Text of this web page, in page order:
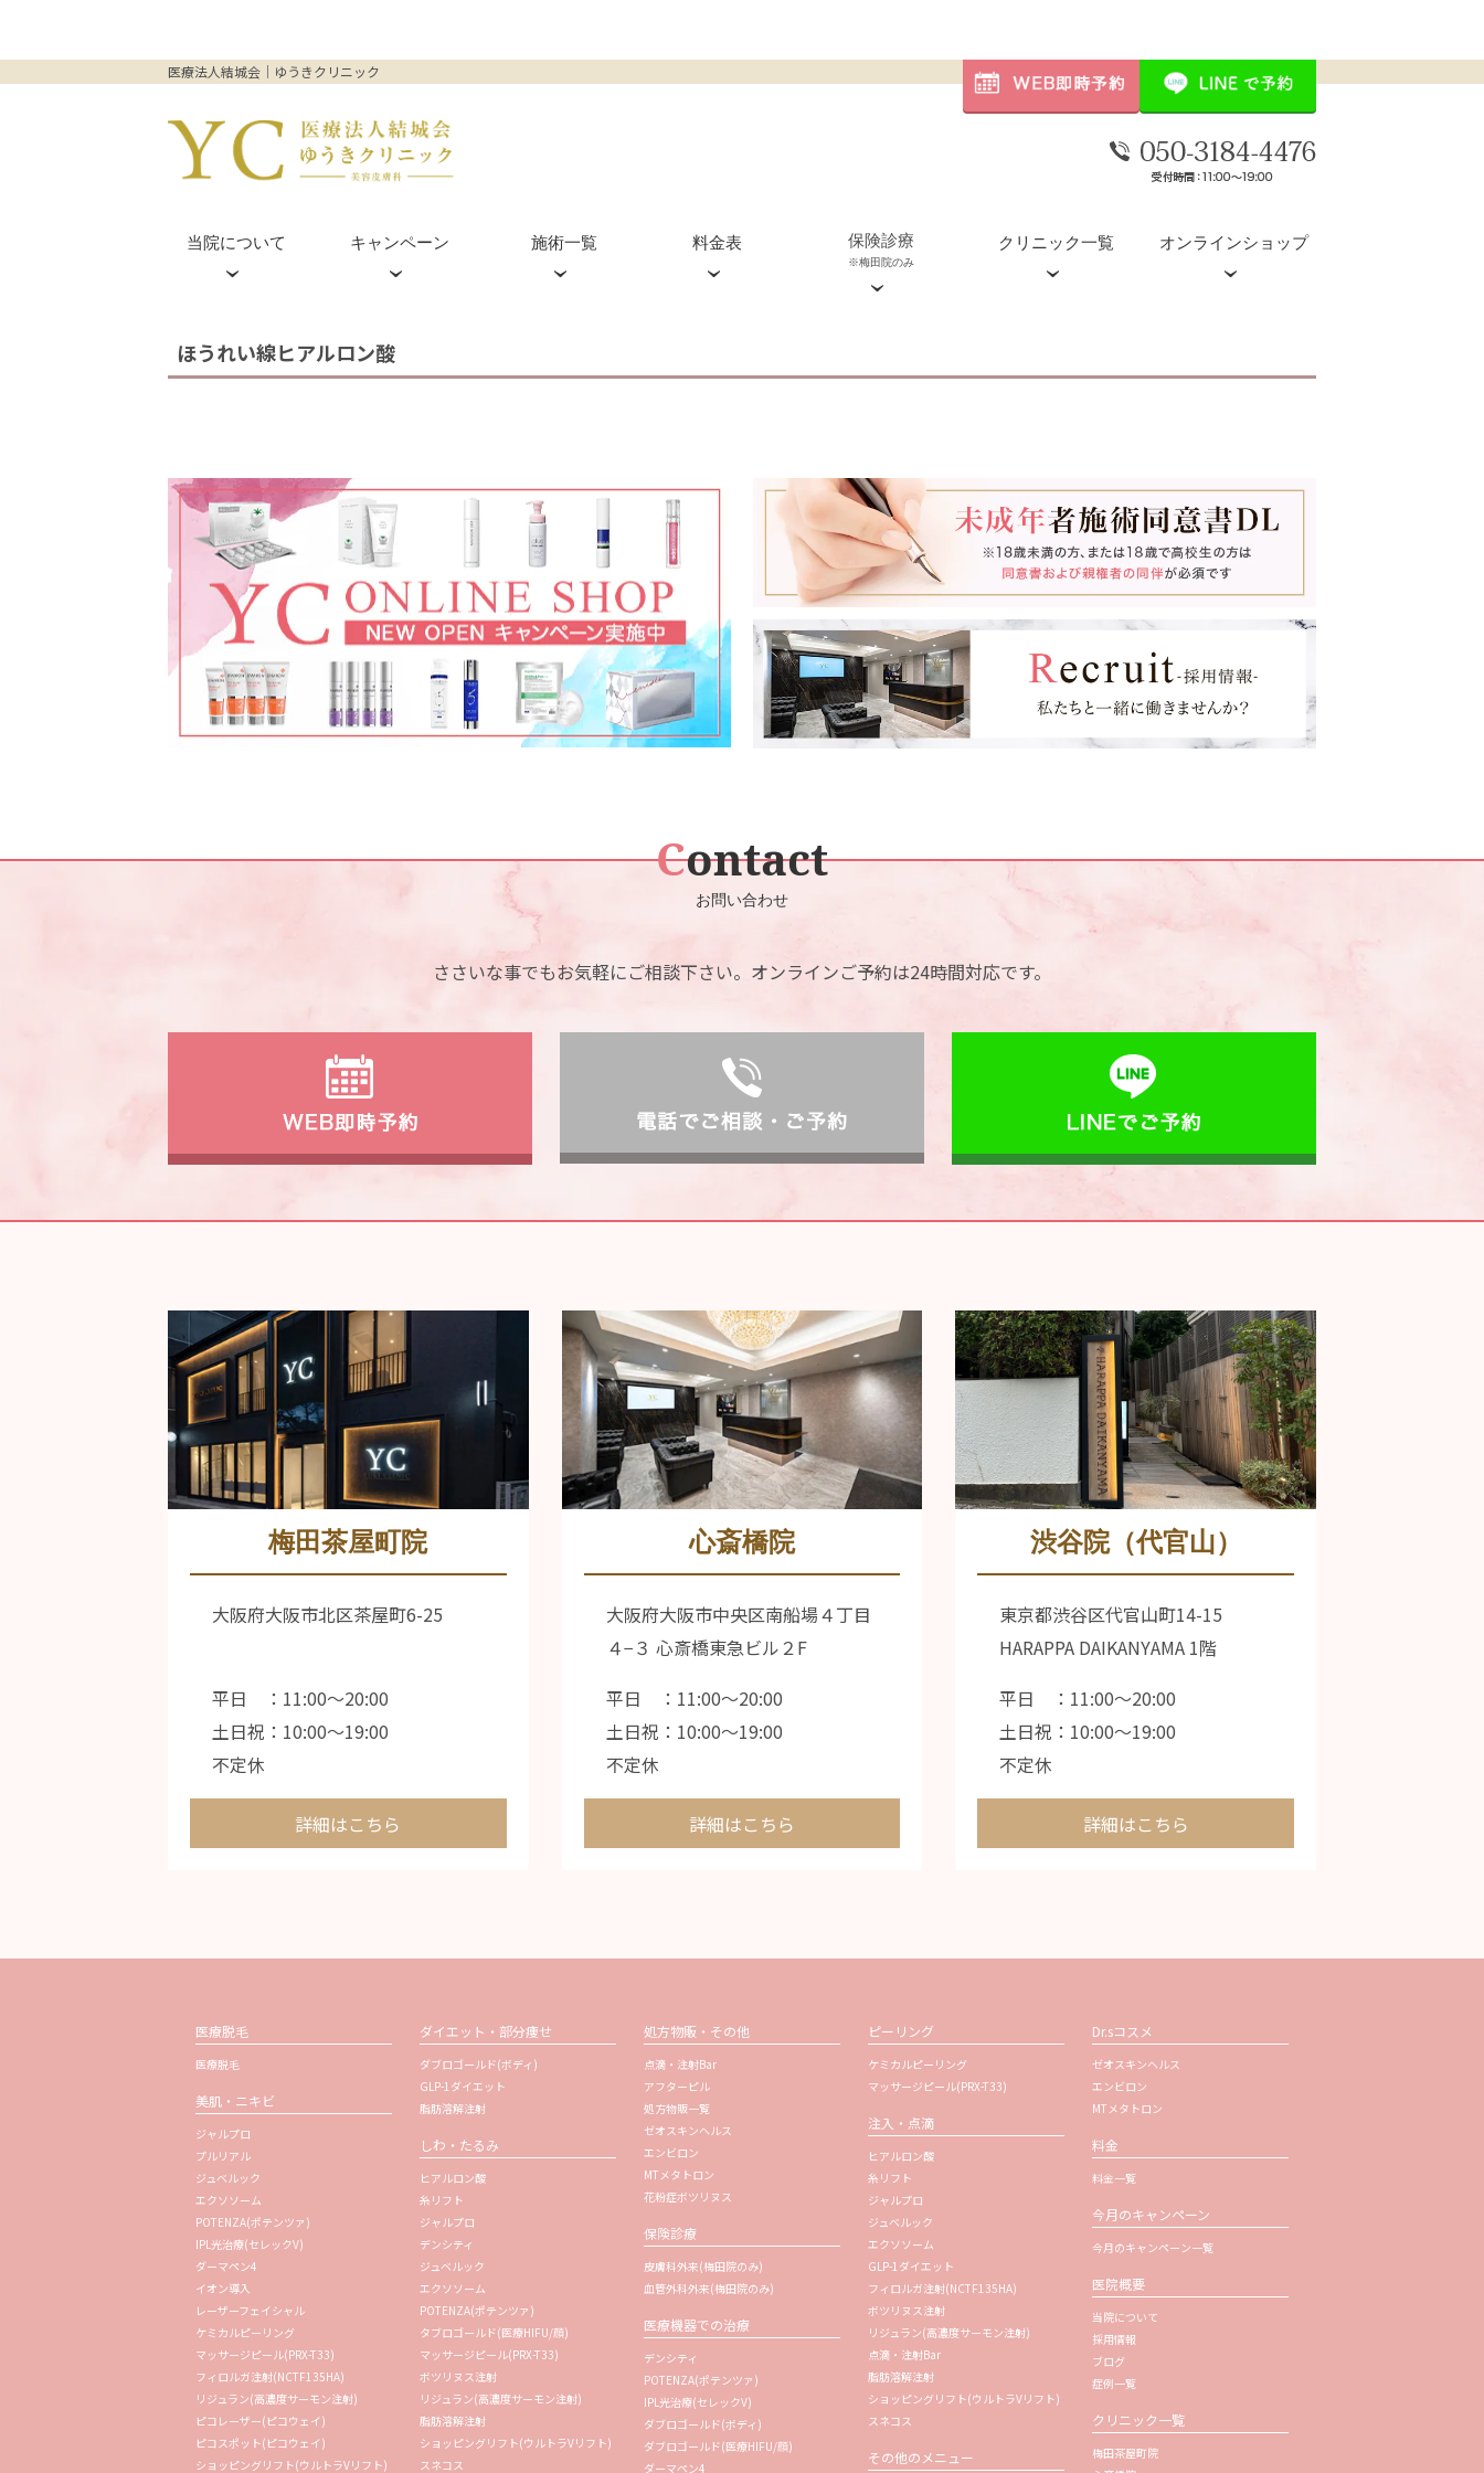
医療法人結城会｜ゆうきクリニック
当院について キャンペーン 施術一覧
フィロルガ注射(NCTF135HA) リジュラン注射 ハイドラフェイシャル ウルトラセルQプラス
ダブロゴールド(顔) ダブロゴールド(ボディ) ショッピングリフト 医療脱毛
レーザーフェイシャル IPL光治療 マッサージピール GLP-1ダイエット
ボツリヌス注射 花粉症ボツリヌス 脂肪溶解注射 点滴・注射Bar
料金表 保険診療
※梅田院のみ
クリニック一覧 オンラインショップ
ほうれい線ヒアルロン酸
Contact
お問い合わせ
ささいな事でもお気軽にご相談下さい。 オンラインご予約は24時間対応です。
梅田茶屋町院
大阪府大阪市北区茶屋町6-25
平日 ：11:00〜20:00
土日祝：10:00〜19:00
不定休
詳細はこちら
心斎橋院
大阪府大阪市中央区南船場４丁目
４−３ 心斎橋東急ビル２F
平日 ：11:00〜20:00
土日祝：10:00〜19:00
不定休
詳細はこちら
渋谷院（代官山）
東京都渋谷区代官山町14-15
HARAPPA DAIKANYAMA 1階
平日 ：11:00〜20:00
土日祝：10:00〜19:00
不定休
詳細はこちら
医療脱毛
医療脱毛
美肌・ニキビ
ジャルプロ
プルリアル
ジュベルック
エクソソーム
POTENZA(ポテンツァ)
IPL光治療(セレックV)
ダーマペン4
イオン導入
レーザーフェイシャル
ケミカルピーリング
マッサージピール(PRX-T33)
フィロルガ注射(NCTF135HA)
リジュラン(高濃度サーモン注射)
ピコレーザー(ピコウェイ)
ピコスポット(ピコウェイ)
ショッピングリフト(ウルトラVリフト)
ダイエット・部分痩せ
ダブロゴールド(ボディ)
GLP-1ダイエット
脂肪溶解注射
しわ・たるみ
ヒアルロン酸
糸リフト
ジャルプロ
デンシティ
ジュベルック
エクソソーム
POTENZA(ポテンツァ)
タブロゴールド(医療HIFU/顔)
マッサージピール(PRX-T33)
ボツリヌス注射
リジュラン(高濃度サーモン注射)
脂肪溶解注射
ショッピングリフト(ウルトラVリフト)
スネコス
処方物販・その他
点滴・注射Bar
アフターピル
処方物販一覧
ゼオスキンヘルス
エンビロン
MTメタトロン
花粉症ボツリヌス
保険診療
皮膚科外来(梅田院のみ)
血管外科外来(梅田院のみ)
医療機器での治療
デンシティ
POTENZA(ポテンツァ)
IPL光治療(セレックV)
ダブロゴールド(ボディ)
ダブロゴールド(医療HIFU/顔)
ダーマペン4
ピーリング
ケミカルピーリング
マッサージピール(PRX-T33)
注入・点滴
ヒアルロン酸
糸リフト
ジャルプロ
ジュベルック
エクソソーム
GLP-1ダイエット
フィロルガ注射(NCTF135HA)
ボツリヌス注射
リジュラン(高濃度サーモン注射)
点滴・注射Bar
脂肪溶解注射
ショッピングリフト(ウルトラVリフト)
スネコス
その他のメニュー
Dr.sコスメ
ゼオスキンヘルス
エンビロン
MTメタトロン
料金
料金一覧
今月のキャンペーン
今月のキャンペーン一覧
医院概要
当院について
採用情報
ブログ
症例一覧
クリニック一覧
梅田茶屋町院